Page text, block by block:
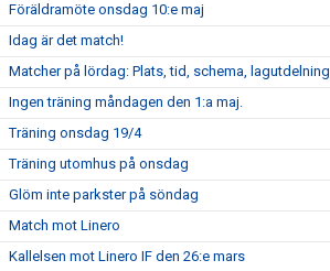
Föräldramöte onsdag 10:e maj
Idag är det match!
Matcher på lördag: Plats, tid, schema, lagutdelning
Ingen träning måndagen den 1:a maj.
Träning onsdag 19/4
Träning utomhus på onsdag
Glöm inte parkster på söndag
Match mot Linero
Kallelsen mot Linero IF den 26:e mars